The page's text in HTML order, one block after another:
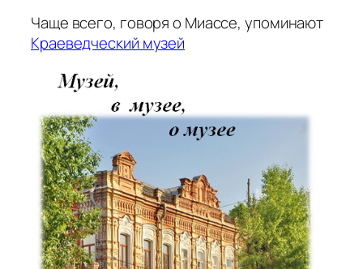
Чаще всего, говоря о Миассе, упоминают
Краеведческий музей